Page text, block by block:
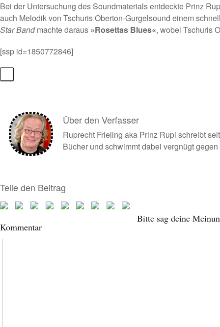
Bei der Untersuchung des Soundmaterials entdeckte Prinz
auch Melodik von Tschuris Oberton-Gurgelsound einem
Star Bandmachte daraus »Rosettas Blues«, wobei Tschuris
[ssp id=1850772846]
Über den Verfasser
Ruprecht Frieling aka Prinz Rupi schreibt
Bücher und schwimmt dabei vergnügt
Teile den Beitrag
Bitte sag deine
Kommentar